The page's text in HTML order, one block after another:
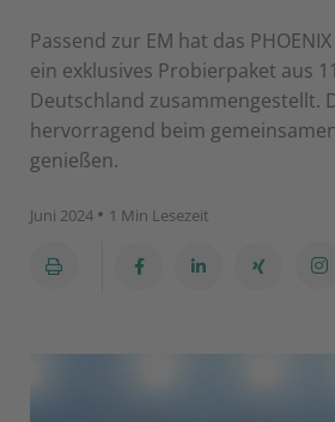
Passend zur EM hat das
ein exklusives Probierpaket aus
Deutschland zusammengestellt.
hervorragend beim
genießen.
Juni 2024 • 1 Min Lesezeit